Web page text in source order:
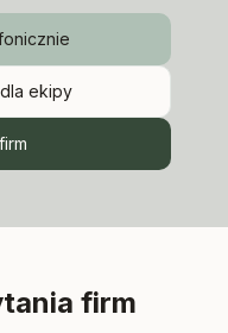
ekipy
firm